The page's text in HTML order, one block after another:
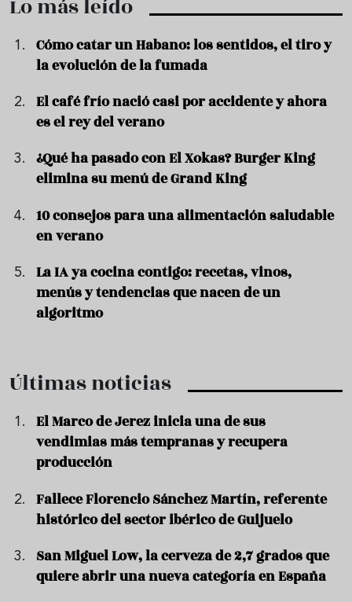
Lo más leído
Cómo catar un Habano: los sentidos, el tiro y
la evolución de la fumada
El café frío nació casi por accidente y ahora
es el rey del verano
¿Qué ha pasado con El Xokas? Burger King
elimina su menú de Grand King
10 consejos para una alimentación saludable
en verano
La IA ya cocina contigo: recetas, vinos,
menús y tendencias que nacen de un
algoritmo
Últimas noticias
El Marco de Jerez inicia una de sus
vendimias más tempranas y recupera
producción
Fallece Florencio Sánchez Martín, referente
histórico del sector ibérico de Guijuelo
San Miguel Low, la cerveza de 2,7 grados que
quiere abrir una nueva categoría en España